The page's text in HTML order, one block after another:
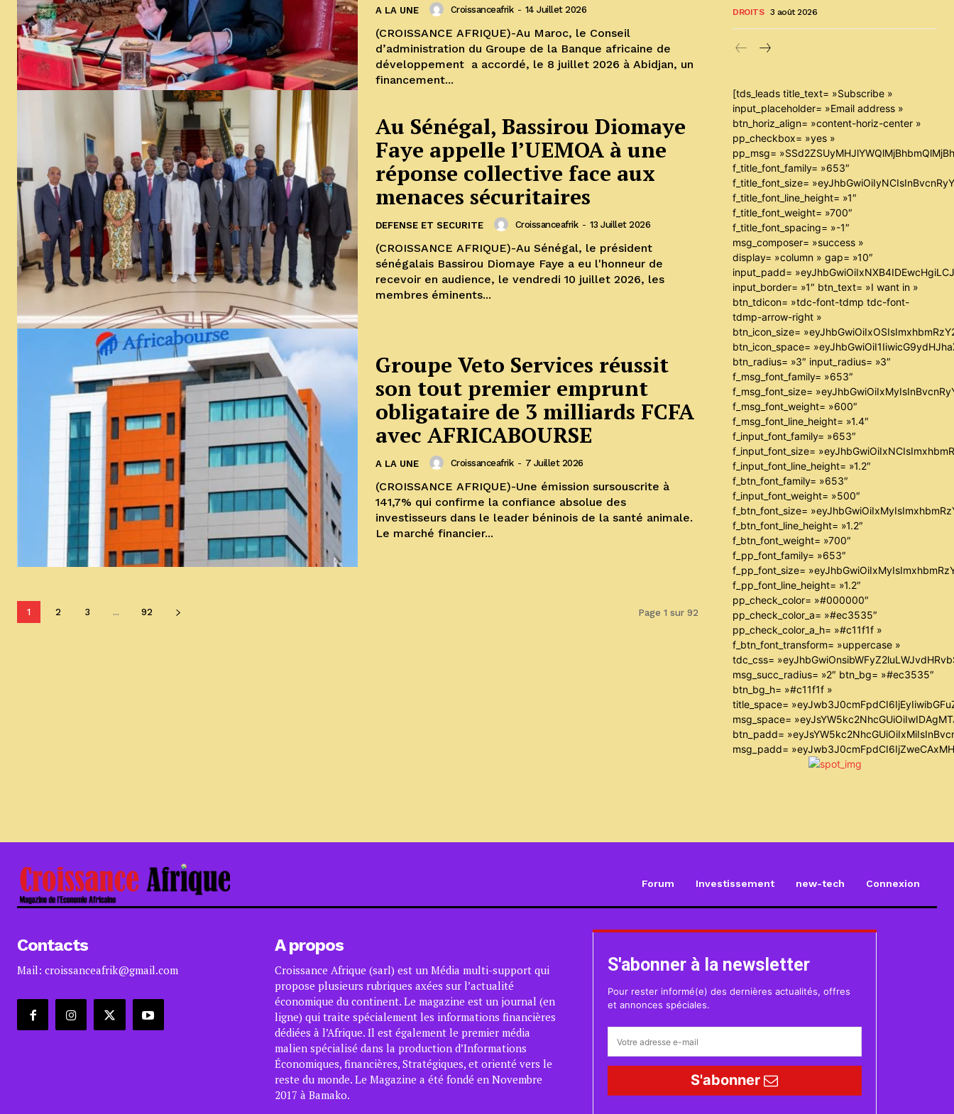
A LA UNE Croissanceafrik - 14 Juillet 2026
(CROISSANCE AFRIQUE)-Au Maroc, le Conseil
d’administration du Groupe de la Banque africaine de
développement a accordé, le 8 juillet 2026 à Abidjan, un
financement...
Au Sénégal, Bassirou Diomaye
Faye appelle l’UEMOA à une
réponse collective face aux
menaces sécuritaires
DEFENSE ET SECURITE Croissanceafrik - 13 Juillet 2026
(CROISSANCE AFRIQUE)-Au Sénégal, le président
sénégalais Bassirou Diomaye Faye a eu l'honneur de
recevoir en audience, le vendredi 10 juillet 2026, les
membres éminents...
Groupe Veto Services réussit
son tout premier emprunt
obligataire de 3 milliards FCFA
avec AFRICABOURSE
A LA UNE Croissanceafrik - 7 Juillet 2026
(CROISSANCE AFRIQUE)-Une émission sursouscrite à
141,7% qui confirme la confiance absolue des
investisseurs dans le leader béninois de la santé animale.
Le marché financier...
1 2 3 ... 92 Page 1 sur 92
DROITS 3 août 2026
[tds_leads title_text= »Subscribe »
input_placeholder= »Email address »
btn_horiz_align= »content-horiz-center »
pp_checkbox= »yes »
pp_msg=
f_title_font_family= »653″
f_title_font_size=
f_title_font_line_height= »1″
f_title_font_weight= »700″
f_title_font_spacing= »-1″
msg_composer= »success »
display= »column » gap= »10″
input_padd=
input_border= »1″ btn_text= »I want in »
btn_tdicon= »tdc-font-tdmp tdc-font-
tdmp-arrow-right »
btn_icon_size=
btn_icon_space=
btn_radius= »3″ input_radius= »3″
f_msg_font_family= »653″
f_msg_font_size=
f_msg_font_weight= »600″
f_msg_font_line_height= »1.4″
f_input_font_family= »653″
f_input_font_size=
f_input_font_line_height= »1.2″
f_btn_font_family= »653″
f_input_font_weight= »500″
f_btn_font_size=
f_btn_font_line_height= »1.2″
f_btn_font_weight= »700″
f_pp_font_family= »653″
f_pp_font_size=
f_pp_font_line_height= »1.2″
pp_check_color= »#000000″
pp_check_color_a= »#ec3535″
pp_check_color_a_h= »#c11f1f »
f_btn_font_transform= »uppercase »
tdc_css=
msg_succ_radius= »2″ btn_bg= »#ec3535″
btn_bg_h= »#c11f1f »
title_space=
msg_space=
btn_padd=
msg_padd=
Forum Investissement new-tech Connexion
Contacts
Mail: croissanceafrik@gmail.com
A propos
Croissance Afrique (sarl) est un Média multi-support qui
propose plusieurs rubriques axées sur l’actualité
économique du continent. Le magazine est un journal (en
ligne) qui traite spécialement les informations financières
dédiées à l’Afrique. Il est également le premier média
malien spécialisé dans la production d’Informations
Économiques, financières, Stratégiques, et orienté vers le
reste du monde. Le Magazine a été fondé en Novembre
2017 à Bamako.
S'abonner à la newsletter
Pour rester informé(e) des dernières actualités, offres
et annonces spéciales.
S'abonner